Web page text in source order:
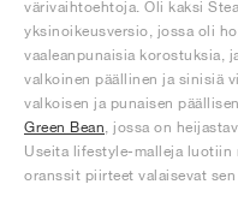
värivaihtoehtoja. Oli kaksi
yksinoikeusversio, jossa oli
vaaleanpunaisia korostuksia,
valkoinen päällinen ja sinisiä
valkoisen ja punaisen
Green Bean , jossa on
Useita lifestyle-malleja luotiin
oranssit piirteet valaisevat